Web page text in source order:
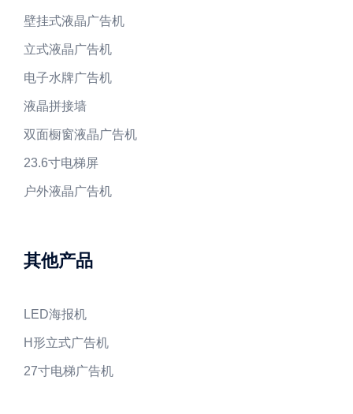
壁挂式液晶广告机
立式液晶广告机
电子水牌广告机
液晶拼接墙
双面橱窗液晶广告机
23.6寸电梯屏
户外液晶广告机
其他产品
LED海报机
H形立式广告机
27寸电梯广告机